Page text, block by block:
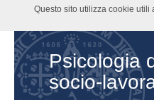
Psicologia
socio-
Questo sito utilizza cookie